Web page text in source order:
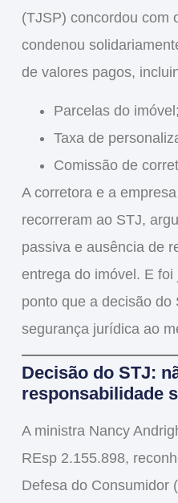
(TJSP) concordou com
condenou
de valores pagos,
Parcelas do imóvel;
Taxa de
Comissão de
A corretora e a
recorreram ao STJ,
passivae ausência de
entrega do imóvel. E
ponto que a decisão do
segurança jurídica ao
Decisão do STJ:
responsabilidade
A ministra Nancy
REsp 2.155.898,
Defesa do Consumidor